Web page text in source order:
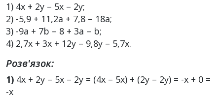
1) 4х + 2у – 5х – 2у;
2) -5,9 + 11,2а + 7,8 – 18а;
3) -9а + 7b – 8 + 3a – b;
4) 2,7х + 3х + 12у – 9,8у – 5,7х.
Розв'язок:
1) 4х + 2у – 5х – 2у = (4х – 5х) + (2у – 2у) = -х + 0 =
-х